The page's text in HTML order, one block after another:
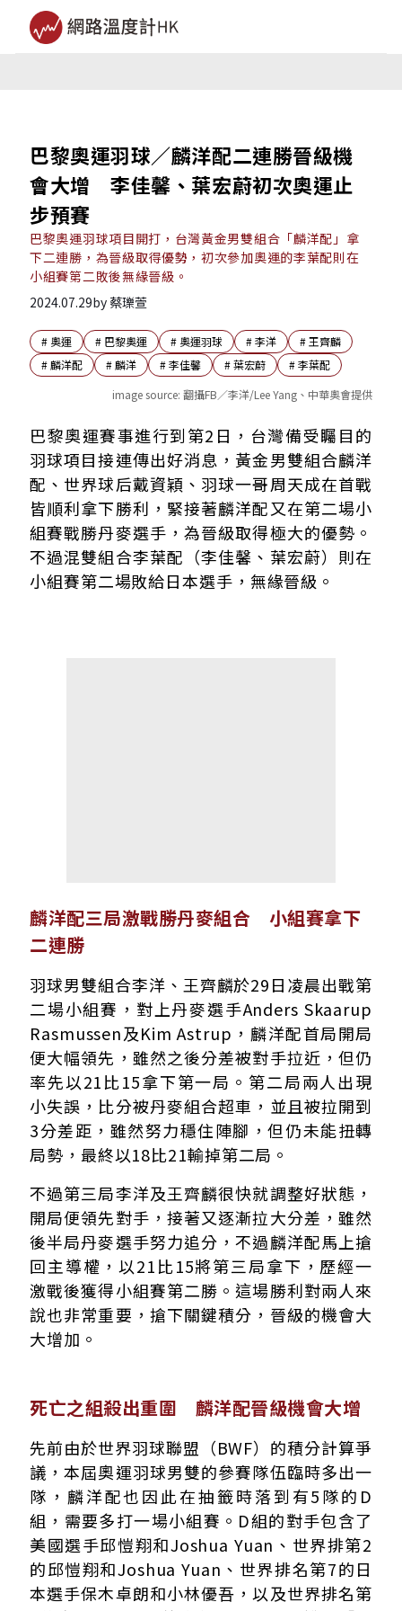
巴黎奧運羽球／麟洋配二連勝晉級機
會大增 李佳馨、葉宏蔚初次奧運止
步預賽
巴黎奧運羽球項目開打，台灣黃金男雙組合「麟洋配」拿
下二連勝，為晉級取得優勢，初次參加奧運的李葉配則在
小組賽第二敗後無緣晉級。
2024.07.29by 蔡瓅萱
# 奧運 # 巴黎奧運 # 奧運羽球 #李洋 #王齊麟
#麟洋配 #麟洋 #李佳馨 #葉宏蔚 #李葉配
image source: 翻攝FB／李洋/Lee Yang、中華奧會提供
麟洋配三局激戰勝丹麥組合 小組賽拿下二連勝
死亡之組殺出重圍 麟洋配晉級機會大增
小組賽不敵日本組合 李葉配二連敗無緣晉級
巴黎奧運賽事進行到第2日，台灣備受矚目的
羽球項目接連傳出好消息，黃金男雙組合麟洋
配、世界球后戴資穎、羽球一哥周天成在首戰
皆順利拿下勝利，緊接著麟洋配又在第二場小
組賽戰勝丹麥選手，為晉級取得極大的優勢。
不過混雙組合李葉配（李佳馨、葉宏蔚）則在
小組賽第二場敗給日本選手，無緣晉級。
麟洋配三局激戰勝丹麥組合 小組賽拿下
二連勝
羽球男雙組合李洋、王齊麟於29日凌晨出戰第
二場小組賽，對上丹麥選手Anders Skaarup
Rasmussen及Kim Astrup，麟洋配首局開局
便大幅領先，雖然之後分差被對手拉近，但仍
率先以21比15拿下第一局。第二局兩人出現
小失誤，比分被丹麥組合超車，並且被拉開到
3分差距，雖然努力穩住陣腳，但仍未能扭轉
局勢，最終以18比21輸掉第二局。
不過第三局李洋及王齊麟很快就調整好狀態，
開局便領先對手，接著又逐漸拉大分差，雖然
後半局丹麥選手努力追分，不過麟洋配馬上搶
回主導權，以21比15將第三局拿下，歷經一
激戰後獲得小組賽第二勝。這場勝利對兩人來
說也非常重要，搶下關鍵積分，晉級的機會大
大增加。
死亡之組殺出重圍 麟洋配晉級機會大增
先前由於世界羽球聯盟（BWF）的積分計算爭
議，本屆奧運羽球男雙的參賽隊伍臨時多出一
隊，麟洋配也因此在抽籤時落到有5隊的D
組，需要多打一場小組賽。D組的對手包含了
美國選手邱愷翔和Joshua Yuan、世界排第2
的邱愷翔和Joshua Yuan、世界排名第7的日
本選手保木卓朗和小林優吾，以及世界排名第